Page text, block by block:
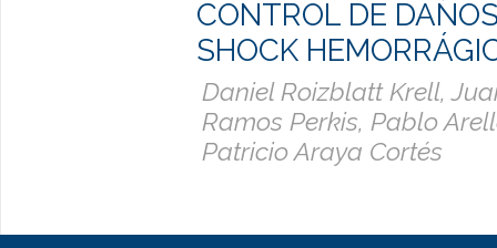
CONTROL DE
SHOCK
Daniel Roizblatt Krell,
Ramos Perkis, Pablo
Patricio Araya Cortés